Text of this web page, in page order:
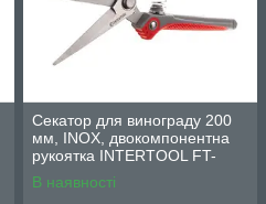
Секатор для винограду 200
мм, INOX, двокомпонентна
рукоятка INTERTOOL FT-
1015
В наявності